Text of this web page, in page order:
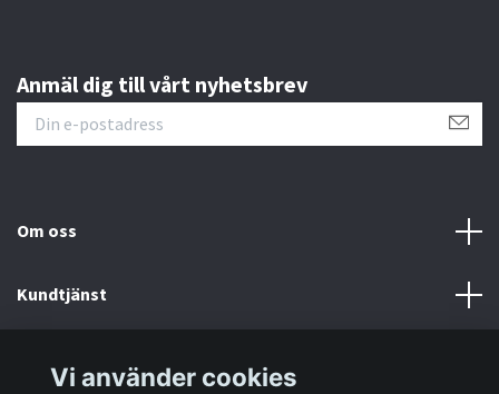
Anmäl dig till vårt nyhetsbrev
Om oss
Kundtjänst
Vi använder cookies